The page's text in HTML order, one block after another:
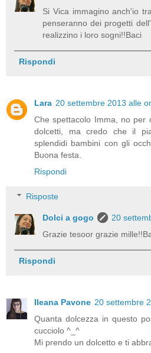
Si Vica immagino anch'io
penseranno dei progetti
realizzino i loro sogni!!Baci
Rispondi
Lara 20 settembre 2013 alle
Che spettacolo Imma, no per
dolcetti, ma credo che il
splendidi bambini con gli
Buona festa.
Rispondi
Risposte
Dolci a gogo
20
Grazie tesoor grazie
Rispondi
Ileana Pavone 20 settembre
Quanta dolcezza in questo
cucciolo ^_^
Mi prendo un dolcetto e ti